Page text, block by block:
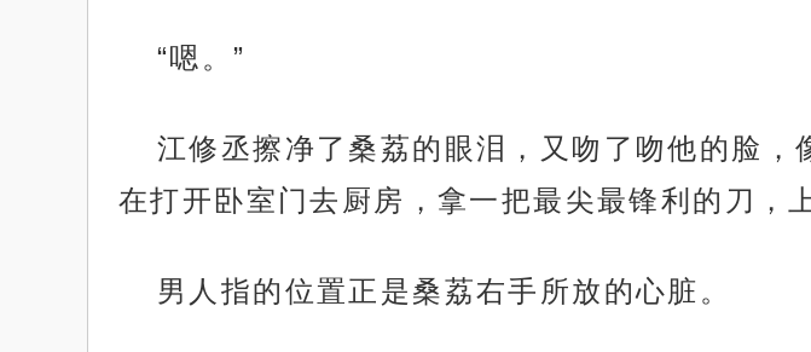
“嗯。”
江修丞擦净了桑荔的眼泪，又吻了吻他的脸
在打开卧室门去厨房，拿一把最尖最锋利的刀，
男人指的位置正是桑荔右手所放的心脏。